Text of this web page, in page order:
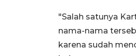
"Salah satunya
nama-nama
karena sudah